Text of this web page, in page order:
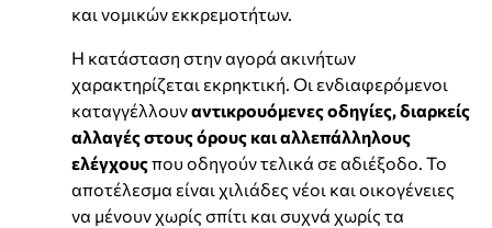
και νομικών εκκρεμοτήτων.
Η κατάσταση στην αγορά ακινήτων
χαρακτηρίζεται εκρηκτική. Οι ενδιαφερόμενοι
καταγγέλλουναντικρουόμενες οδηγίες, διαρκείς
αλλαγές στους όρους και αλλεπάλληλους
ελέγχουςπου οδηγούν τελικά σε αδιέξοδο. Το
αποτέλεσμα είναι χιλιάδες νέοι και οικογένειες
να μένουν χωρίς σπίτι και συχνά χωρίς τα